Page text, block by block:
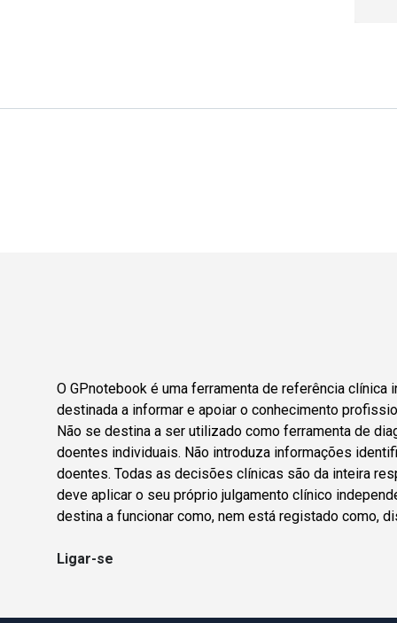
O GPnotebook é uma ferramenta de referência clínica
destinada a informar e apoiar o conhecimento
Não se destina a ser utilizado como ferramenta de
doentes individuais. Não introduza informações
doentes. Todas as decisões clínicas são da inteira
deve aplicar o seu próprio julgamento clínico
destina a funcionar como, nem está registado como,
Ligar-se